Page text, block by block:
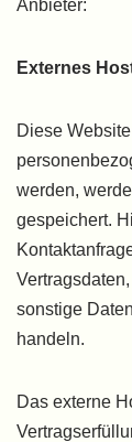
Anbieter:
Externes
Diese
werden,
gespeichert.
sonstige
handeln.
Das externe